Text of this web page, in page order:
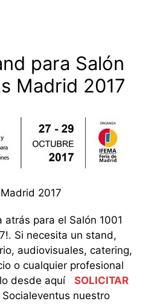
para Salón
Madrid 2017
2017
atrás para el Salón 1001
Si necesita un stand,
audiovisuales, catering,
o cualquier profesional
desde aquí
SOLICITAR
Socialeventus nuestro